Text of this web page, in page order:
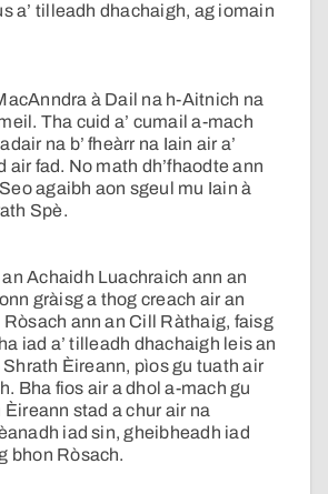
a’ tilleadh dhachaigh, ag iomain
à Dail na h-Aitnich na
Tha cuid a’ cumail a-mach
na b’ fheàrr na Iain air a’
air fad. No math dh’fhaodte ann
agaibh aon sgeul mu Iain à
Spè.
Achaidh Luachraich ann an
gràisg a thog creach air an
Ròsach ann an Cill Ràthaig, faisg
iad a’ tilleadh dhachaigh leis an
Èireann, pìos gu tuath air
Bha fios air a dhol a-mach gu
stad a chur air na
iad sin, gheibheadh iad
bhon Ròsach.